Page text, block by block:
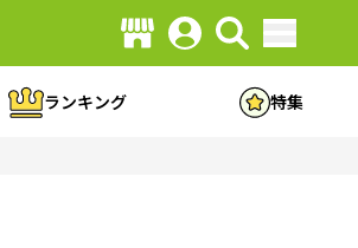
ランキング 特集